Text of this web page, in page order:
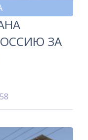
ЗА